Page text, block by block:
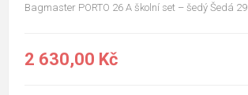
Bagmaster PORTO 26 A školní set – šedý Šedá 29 l
2 630,00 Kč